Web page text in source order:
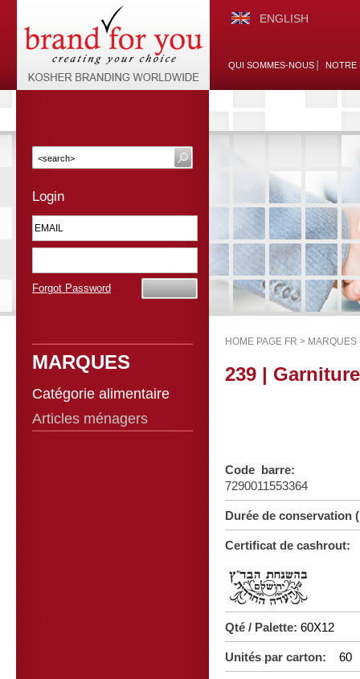
ENGLISH
QUI SOMMES-NOUS NOTRE
Login
Forgot Password
MARQUES
Catégorie alimentaire
Articles ménagers
HOME PAGE FR > MARQUES
239 |
Code barre:
7290011553364
Durée de
Certificat de cashrout:
Qté / Palette: 60X12
Unités par carton: 60